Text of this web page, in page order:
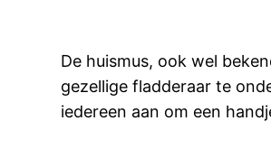
De huismus, ook wel
gezellige fladderaar te
iedereen aan om een